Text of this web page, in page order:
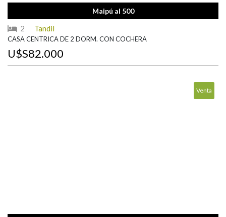
Maipú al 500
2 Tandil
CASA CENTRICA DE 2 DORM. CON COCHERA
U$S82.000
Venta